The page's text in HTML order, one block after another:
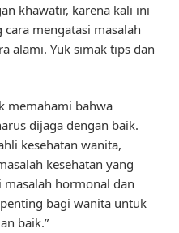
khawatir, karena kali ini
mengatasi masalah
alami. Yuk simak tips dan
memahami bahwa
dijaga dengan baik.
kesehatan wanita,
kesehatan yang
masalah hormonal dan
bagi wanita untuk
baik.”